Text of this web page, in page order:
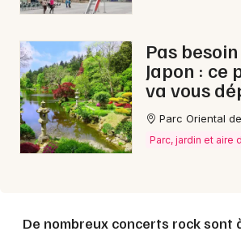
44 - Loire-Atlantique
Mon email
Je m'abonne
Pas
Japon : ce
va vous
Parc Oriental
Parc, jardin et aire
De nombreux concerts rock sont